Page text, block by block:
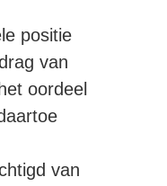
positie
van
oordeel
van